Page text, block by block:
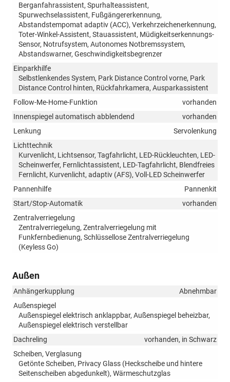
Berganfahrassistent, Spurhalteassistent,
Spurwechselassistent, Fußgängererkennung,
Abstandstempomat adaptiv (ACC), Verkehrzeichenerkennung,
Toter-Winkel-Assistent, Stauassistent, Müdigkeitserkennungs-
Sensor, Notrufsystem, Autonomes Notbremssystem,
Abstandswarner, Geschwindigkeitsbegrenzer
Einparkhilfe
Selbstlenkendes System, Park Distance Control vorne, Park
Distance Control hinten, Rückfahrkamera, Ausparkassistent
Follow-Me-Home-Funktion
vorhanden
Innenspiegel automatisch abblendend
vorhanden
Lenkung
Servolenkung
Lichttechnik
Kurvenlicht, Lichtsensor, Tagfahrlicht, LED-Rückleuchten, LED-
Scheinwerfer, Fernlichtassistent, LED-Tagfahrlicht, Blendfreies
Fernlicht, Kurvenlicht, adaptiv (AFS), Voll-LED Scheinwerfer
Pannenhilfe
Pannenkit
Start/Stop-Automatik
vorhanden
Zentralverriegelung
Zentralverriegelung, Zentralverriegelung mit
Funkfernbedienung, Schlüssellose Zentralverriegelung
(Keyless Go)
Außen
Anhängerkupplung
Abnehmbar
Außenspiegel
Außenspiegel elektrisch anklappbar, Außenspiegel beheizbar,
Außenspiegel elektrisch verstellbar
Dachreling
vorhanden, in Schwarz
Scheiben, Verglasung
Getönte Scheiben, Privacy Glass (Heckscheibe und hintere
Seitenscheiben abgedunkelt), Wärmeschutzglas